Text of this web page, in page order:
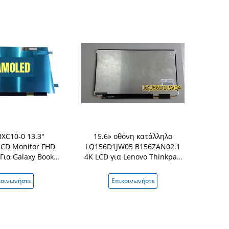
0 13.3"
Monitor FHD
Galaxy Book2
15.6» οθόνη κατάλληλο
LQ156D1JW05 B156ZAN02.1
4K LCD για Lenovo Thinkpad
Επικοινωνήστε